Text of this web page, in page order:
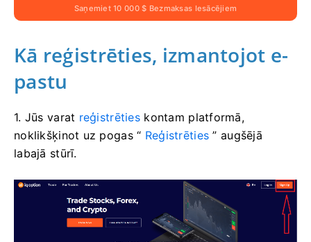
Saņemiet 10 000 $ Bezmaksas Iesācējiem
Kā reģistrēties, izmantojot e-
pastu
1. Jūs varat reģistrēties kontam platformā,
noklikšķinot uz pogas “ Reģistrēties ” augšējā
labajā stūrī.